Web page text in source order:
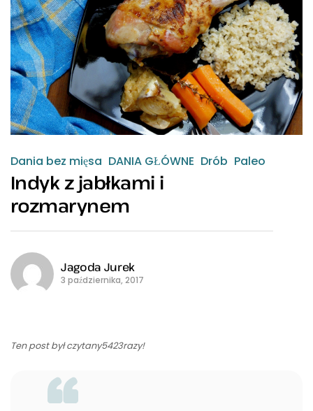
Dania bez mięsa DANIA GŁÓWNE Drób Paleo
Indyk z jabłkami i
rozmarynem
Jagoda Jurek
3 października, 2017
Ten post był czytany5423razy!